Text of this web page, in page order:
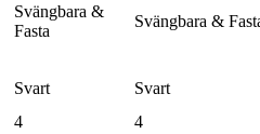
Svängbara &
Fasta
Svängbara &
Svart
Svart
4 4